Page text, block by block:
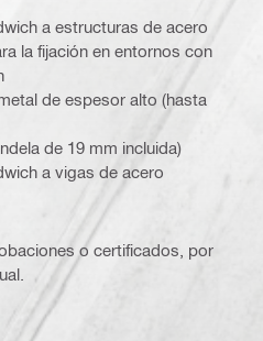
a estructuras de acero
la fijación en entornos con
de espesor alto (hasta
de 19 mm incluida)
a vigas de acero
o certificados, por